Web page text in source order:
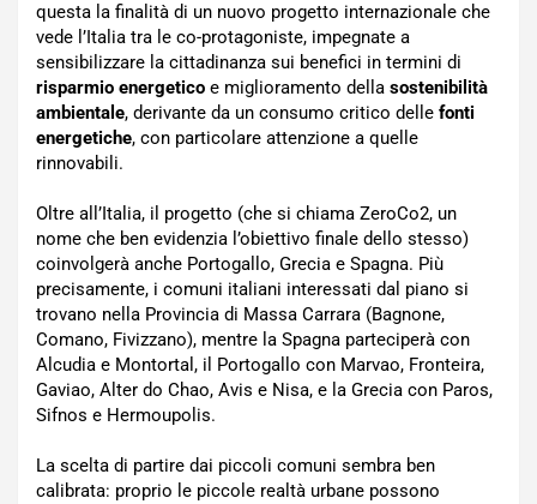
questa la finalità di un nuovo progetto internazionale che
vede l’Italia tra le co-protagoniste, impegnate a
sensibilizzare la cittadinanza sui benefici in termini di
risparmio energetico e miglioramento della sostenibilità
ambientale, derivante da un consumo critico delle fonti
energetiche, con particolare attenzione a quelle
rinnovabili.
Oltre all’Italia, il progetto (che si chiama ZeroCo2, un
nome che ben evidenzia l’obiettivo finale dello stesso)
coinvolgerà anche Portogallo, Grecia e Spagna. Più
precisamente, i comuni italiani interessati dal piano si
trovano nella Provincia di Massa Carrara (Bagnone,
Comano, Fivizzano), mentre la Spagna parteciperà con
Alcudia e Montortal, il Portogallo con Marvao, Fronteira,
Gaviao, Alter do Chao, Avis e Nisa, e la Grecia con Paros,
Sifnos e Hermoupolis.
La scelta di partire dai piccoli comuni sembra ben
calibrata: proprio le piccole realtà urbane possono